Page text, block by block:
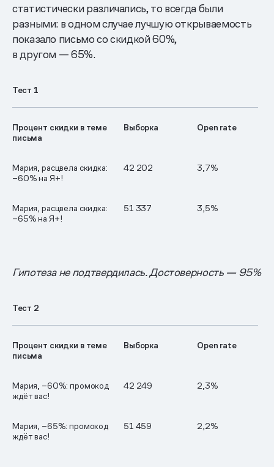
статистически различались, то всегда были
разными: в одном случае лучшую открываемость
показало письмо со скидкой 60%,
в другом — 65%.
Тест 1
Процент скидки в теме
письма
Выборка Open rate
Мария, расцвела скидка:
−60% на Я+!
42 202 3,7%
Мария, расцвела скидка:
−65% на Я+!
51 337 3,5%
Гипотеза не подтвердилась. Достоверность — 95%
Тест 2
Процент скидки в теме
письма
Выборка Open rate
Мария, −60%: промокод
ждёт вас!
42 249 2,3%
Мария, −65%: промокод
ждёт вас!
51 459 2,2%